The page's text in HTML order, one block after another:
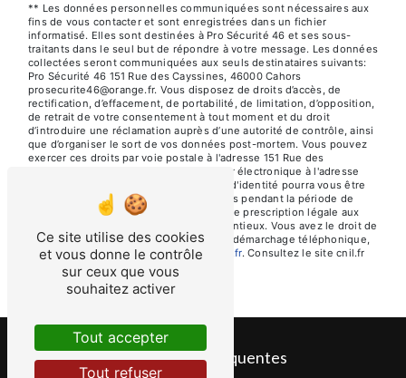
** Les données personnelles communiquées sont nécessaires aux
fins de vous contacter et sont enregistrées dans un fichier
informatisé. Elles sont destinées à Pro Sécurité 46 et ses sous-
traitants dans le seul but de répondre à votre message. Les données
collectées seront communiquées aux seuls destinataires suivants:
Pro Sécurité 46 151 Rue des Cayssines, 46000 Cahors
prosecurite46@orange.fr. Vous disposez de droits d’accès, de
rectification, d’effacement, de portabilité, de limitation, d’opposition,
de retrait de votre consentement à tout moment et du droit
d’introduire une réclamation auprès d’une autorité de contrôle, ainsi
que d’organiser le sort de vos données post-mortem. Vous pouvez
exercer ces droits par voie postale à l'adresse 151 Rue des
Cayssines, 46000 Cahors ou par courrier électronique à l'adresse
prosecurite46@orange.fr. Un justificatif d'identité pourra vous être
demandé. Nous conservons vos données pendant la période de
prise de contact puis pendant la durée de prescription légale aux
fins probatoires et de gestion des contentieux. Vous avez le droit de
vous inscrire sur la liste d'opposition au démarchage téléphonique,
disponible à cette adresse:Bloctel.gouv.fr. Consultez le site cnil.fr
pour plus d’informations sur vos droits.
Recherches fréquentes
Ce site utilise des cookies
et vous donne le contrôle
sur ceux que vous
souhaitez activer
Tout accepter
Tout refuser